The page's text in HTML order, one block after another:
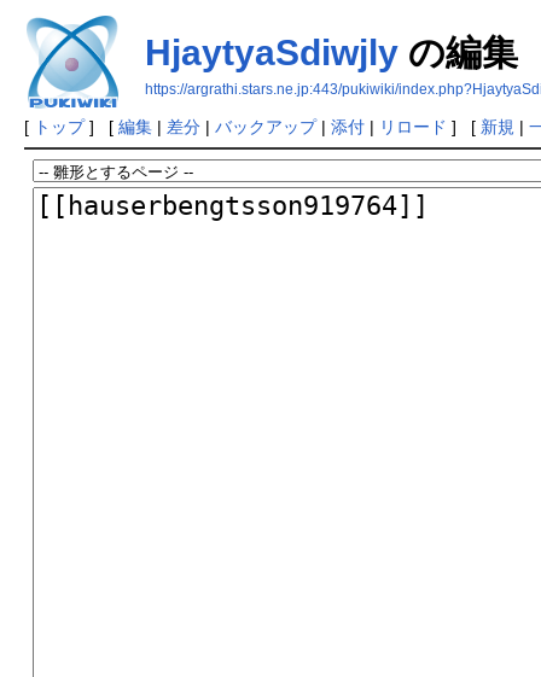
HjaytyaSdiwjlyの編集
https://argrathi.stars.ne.jp:443/pukiwiki/
[ トップ] [ 編集| 差分| バックアップ| 添付| リロード ] [ 新規 |